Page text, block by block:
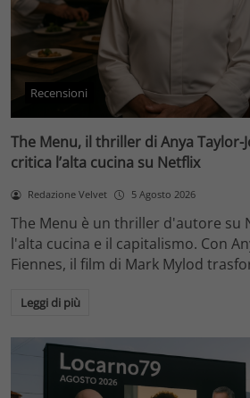
Recensioni
The Menu, il thriller di Anya Taylor-
critica l’alta cucina su Netflix
Redazione Velvet 5 Agosto 2026
The Menu è un thriller d'autore su
l'alta cucina e il capitalismo. Con
Fiennes, il film di Mark Mylod
Leggi di più